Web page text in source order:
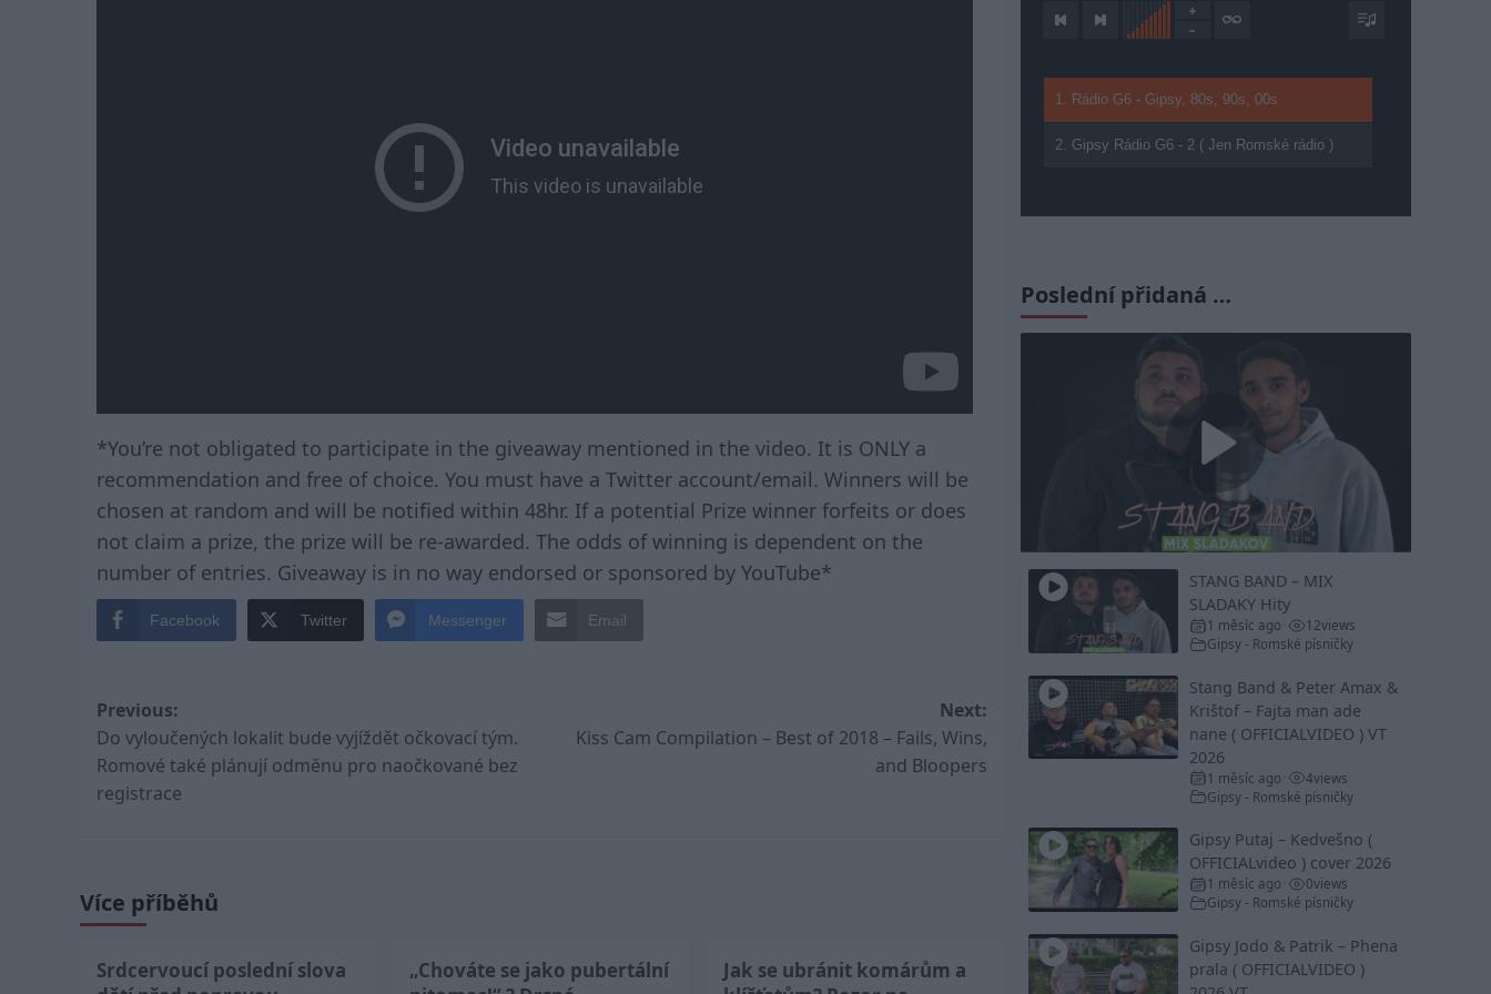
*You’re not obligated to participate in the giveaway mentioned in the video. It is ONLY a
recommendation and free of choice. You must have a Twitter account/email. Winners will be
chosen at random and will be notified within 48hr. If a potential Prize winner forfeits or does
not claim a prize, the prize will be re-awarded. The odds of winning is dependent on the
number of entries. Giveaway is in no way endorsed or sponsored by YouTube*
Facebook Twitter Messenger Email
Post
navigation
Previous:
Do vyloučených lokalit bude vyjíždět očkovací tým.
Romové také plánují odměnu pro naočkované bez
registrace
Next:
Kiss Cam Compilation – Best of 2018 – Fails, Wins,
and Bloopers
Více příběhů
Srdcervoucí poslední slova
„Chováte se jako pubertální
Jak se ubránit komárům a
1. Rádio G6 - Gipsy, 80s, 90s, 00s
2. Gipsy Rádio G6 - 2 ( Jen Romské rádio )
Poslední přidaná …
Play
Video
STANG BAND – MIX
SLADAKY Hity
1 měsíc ago 12views
Gipsy - Romské písničky
Stang Band & Peter Amax &
Krištof – Fajta man ade
nane ( OFFICIALVIDEO ) VT
2026
1 měsíc ago 4views
Gipsy - Romské písničky
Gipsy Putaj – Kedvešno (
OFFICIALvideo ) cover 2026
1 měsíc ago 0views
Gipsy - Romské písničky
Gipsy Jodo & Patrik – Phena
prala ( OFFICIALVIDEO )